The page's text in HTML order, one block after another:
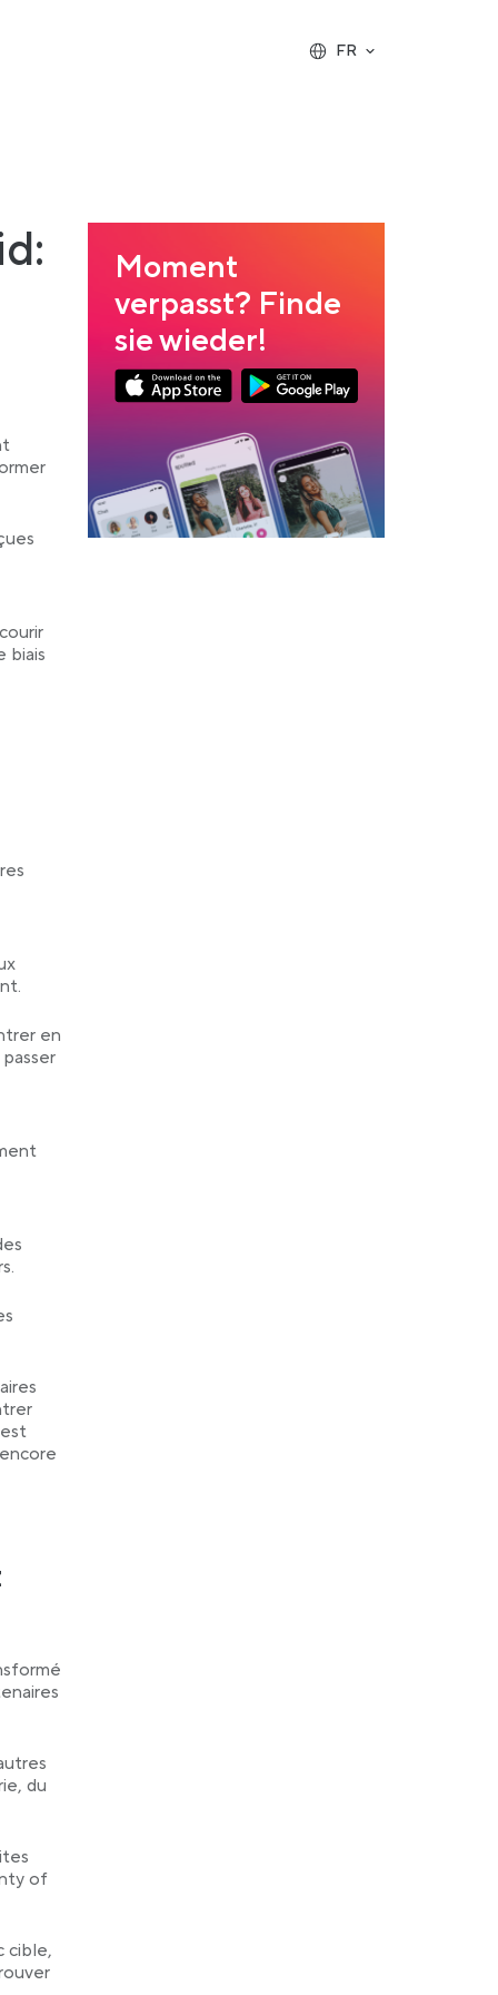
FR
biais
en
du
of
cible,
Moment
verpasst? Finde
sie wieder!
Link opens in a new tabLink opens in a new tab